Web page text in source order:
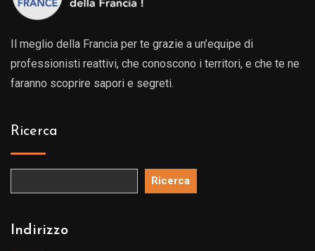
Il meglio della Francia per te grazie a un’equipe di
professionisti reattivi, che conoscono i territori, e che te ne
faranno scoprire sapori e segreti.
Ricerca
Ricerca
Indirizzo